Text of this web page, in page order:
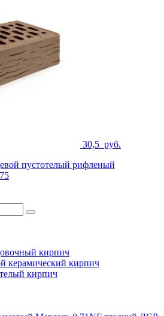
30,5 руб.
пустотелый рифленый
кирпич
керамический кирпич
кирпич